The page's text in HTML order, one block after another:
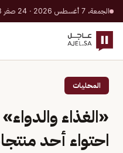
الجمعة، 7 أغسطس 2026 · 24 صفر 1448 هـ
المحليات
«الغذاء
احتواء أحد